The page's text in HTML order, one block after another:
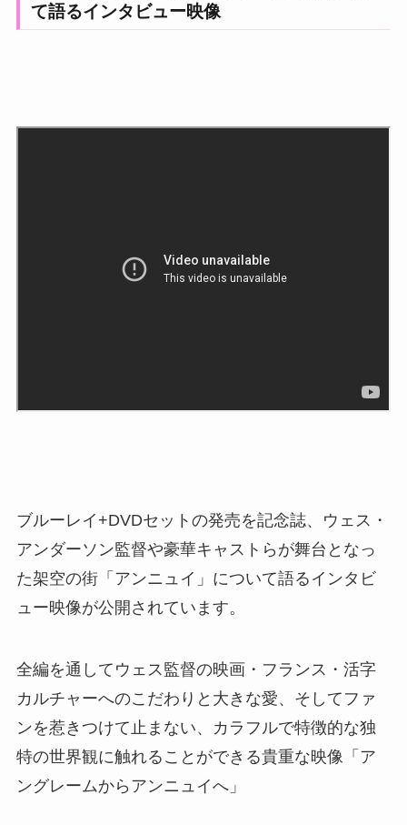
て語るインタビュー映像
ブルーレイ+DVDセットの発売を記念誌、ウェス・
アンダーソン監督や豪華キャストらが舞台となっ
た架空の街「アンニュイ」について語るインタビ
ュー映像が公開されています。
全編を通してウェス監督の映画・フランス・活字
カルチャーへのこだわりと大きな愛、そしてファ
ンを惹きつけて止まない、カラフルで特徴的な独
特の世界観に触れることができる貴重な映像「ア
ングレームからアンニュイへ」